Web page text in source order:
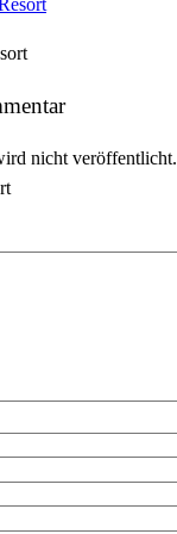
nicht veröffentlicht.